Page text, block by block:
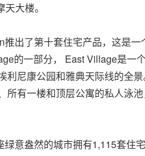
大楼。
推出了第十套住宅产品，这是一
的一部分， East Village是一
尼康公园和雅典天际线的全
有一楼和顶层公寓的私人泳
绿意盎然的城市拥有1,115套住